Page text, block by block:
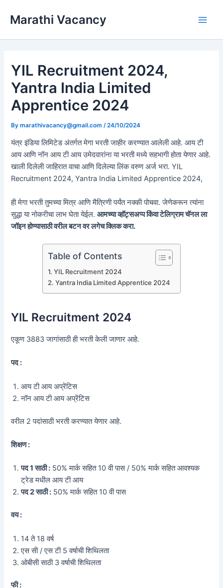
Marathi Vacancy
YIL Recruitment 2024,
Yantra India Limited
Apprentice 2024
Bymarathivacancy@gmail.com /24/10/2024
यंत्र इंडिया लिमिटेड अंतर्गत मेगा भरती जाहीर करण्यात आलेली आहे. आय टी
आय आणि नॉन आय टी आय उमेदवारांना या भरती मध्ये सहभागी होता येणार आहे.
खाली दिलेली जाहिरात वाचा आणि दिलेल्या लिंक वरुण अर्ज भरा. YIL
Recruitment 2024, Yantra India Limited Apprentice 2024,
ही मेगा भरती तुमच्या मित्र आणि मैत्रिणी पर्यंत नक्की पोचवा. जेणेकरून त्यांना
सुद्धा या नोकरीचा लाभ घेता येईल.आमच्या व्हॉट्सअप्प किंवा टेलिग्राम चॅनल ला
जॉइन होण्यासाठी वरील बटन वर लगेच क्लिक करा.
Table of Contents
YIL Recruitment 2024
Yantra India Limited Apprentice 2024
YIL Recruitment 2024
एकूण 3883 जागांसाठी ही भरती केली जाणार आहे.
पद :
आय टी आय अप्रेंटिस
नॉन आय टी आय अप्रेंटिस
वरील 2 पदांसाठी भरती करण्यात येणार आहे.
शिक्षण :
पद 1 साठी : 50% मार्क सहित 10 वी पास / 50% मार्क सहित आवश्यक
ट्रेड मधील आय टी आय
पद 2 साठी : 50% मार्क सहित 10 वी पास
वय :
14 ते 18 वर्ष
एस सी / एस टी 5 वर्षाची शिथिलता
ओबीसी साठी 3 वर्षाची शिथिलता
फी :